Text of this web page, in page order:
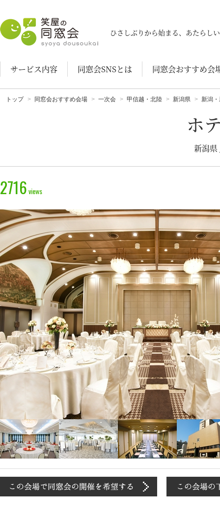
笑屋の同窓会
ひさしぶりから始まる、あたらし
サービス内容 同窓会SNSとは 同窓会おすすめ会
トップ 同窓会おすすめ会場 一次会 甲信越・北陸 新潟県 新潟
ホ
新潟県
2716views